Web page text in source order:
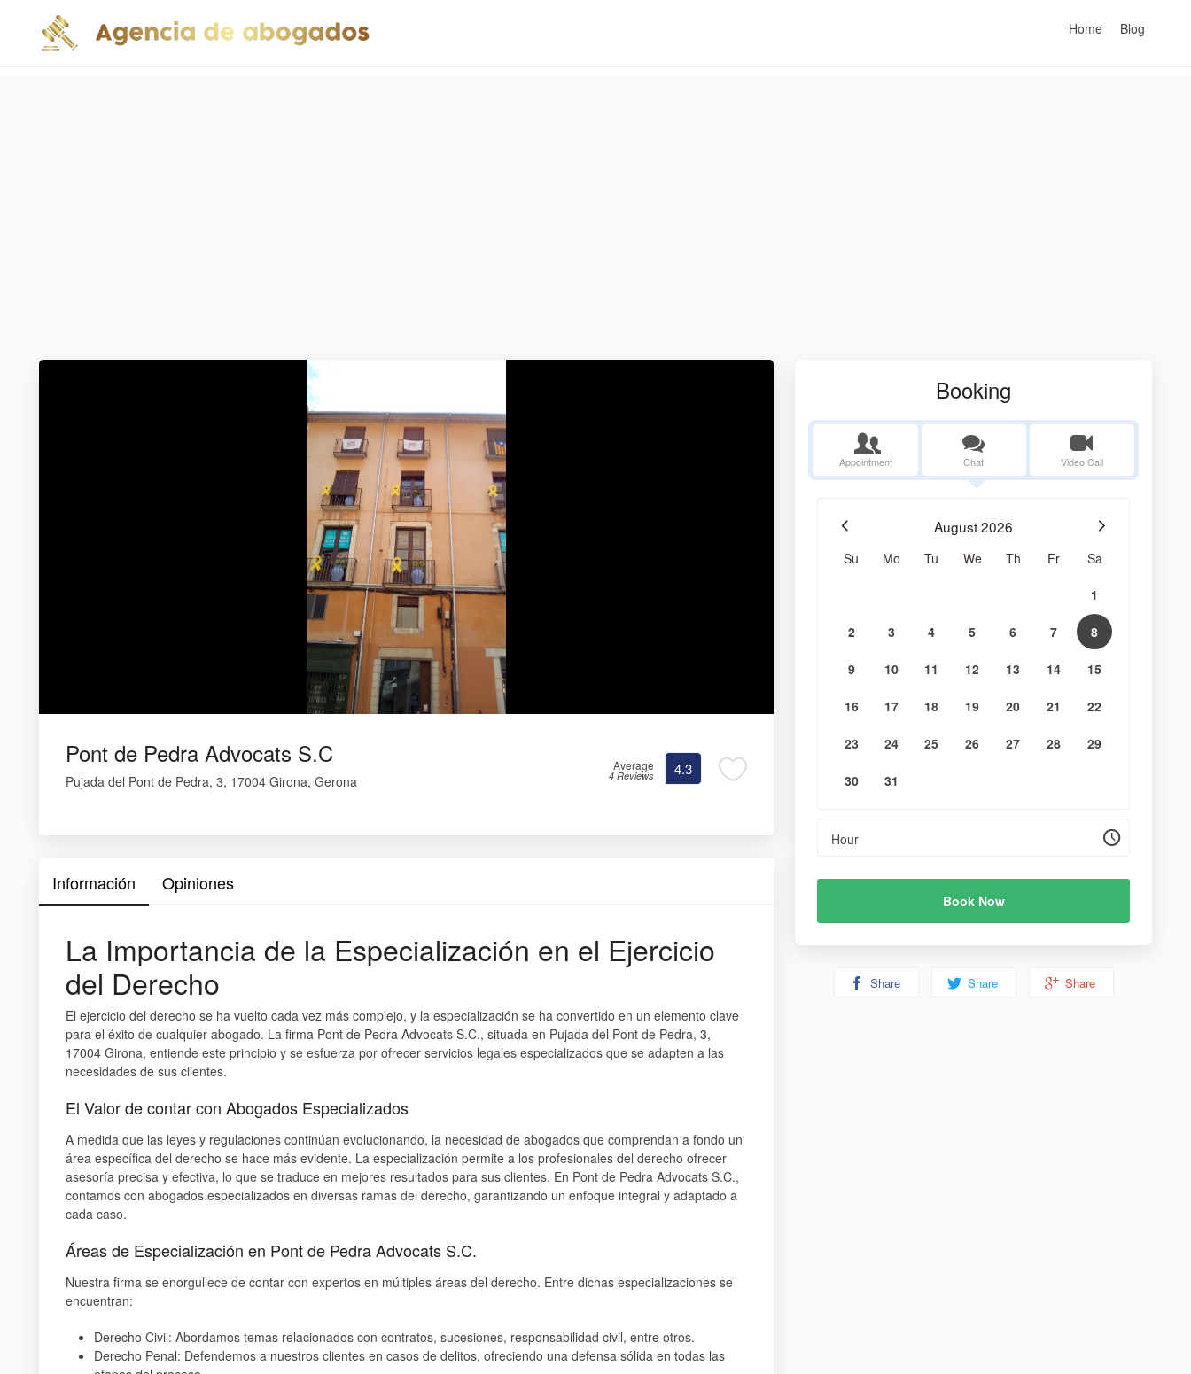
Home Blog
Pont de Pedra Advocats S.C
Pujada del Pont de Pedra, 3, 17004 Girona, Gerona
Average
4 Reviews 4.3
Información Opiniones
La Importancia de la Especialización en el Ejercicio
del Derecho
El ejercicio del derecho se ha vuelto cada vez más complejo, y la especialización se ha convertido en un elemento clave
para el éxito de cualquier abogado. La firma Pont de Pedra Advocats S.C., situada en Pujada del Pont de Pedra, 3,
17004 Girona, entiende este principio y se esfuerza por ofrecer servicios legales especializados que se adapten a las
necesidades de sus clientes.
El Valor de contar con Abogados Especializados
A medida que las leyes y regulaciones continúan evolucionando, la necesidad de abogados que comprendan a fondo un
área específica del derecho se hace más evidente. La especialización permite a los profesionales del derecho ofrecer
asesoría precisa y efectiva, lo que se traduce en mejores resultados para sus clientes. En Pont de Pedra Advocats S.C.,
contamos con abogados especializados en diversas ramas del derecho, garantizando un enfoque integral y adaptado a
cada caso.
Áreas de Especialización en Pont de Pedra Advocats S.C.
Nuestra firma se enorgullece de contar con expertos en múltiples áreas del derecho. Entre dichas especializaciones se
encuentran:
Derecho Civil: Abordamos temas relacionados con contratos, sucesiones, responsabilidad civil, entre otros.
Derecho Penal: Defendemos a nuestros clientes en casos de delitos, ofreciendo una defensa sólida en todas las
Booking
Appointment Chat Video Call
August2026
Su Mo Tu We Th Fr Sa
1
2 3 4 5 6 7 8
9 10 11 12 13 14 15
16 17 18 19 20 21 22
23 24 25 26 27 28 29
30 31
Hour
Book Now
Share Share Share